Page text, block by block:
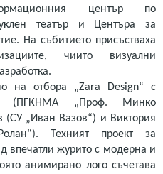
център по
театър и Центъра за
На събитието присъстваха
чиито визуални
на отбора „Zara Design“ с
(ПГКНМА „Проф. Минко
(СУ „Иван Вазов“) и Виктория
Техният проект за
впечатли журито с модерна и
анимирано лого съчетава